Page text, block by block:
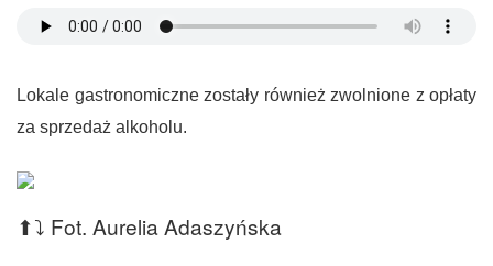
Lokale gastronomiczne zostały również zwolnione z opłaty
za sprzedaż alkoholu.
⬆⤵ Fot. Aurelia Adaszyńska